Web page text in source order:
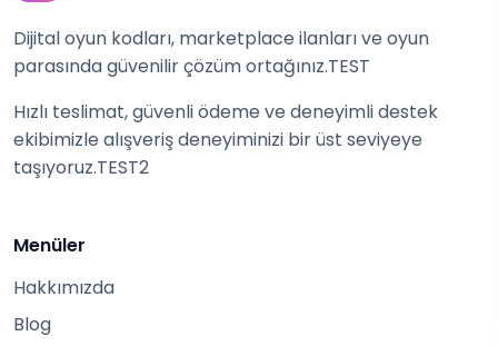
Dijital oyun kodları, marketplace ilanları ve oyun
parasında güvenilir çözüm ortağınız.TEST
Hızlı teslimat, güvenli ödeme ve deneyimli destek
ekibimizle alışveriş deneyiminizi bir üst seviyeye
taşıyoruz.TEST2
Menüler
Hakkımızda
Blog